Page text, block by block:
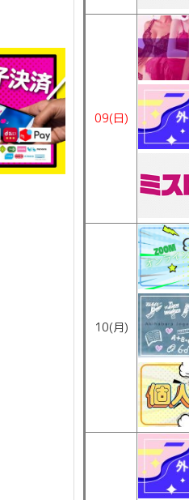
09(日)
10(月)